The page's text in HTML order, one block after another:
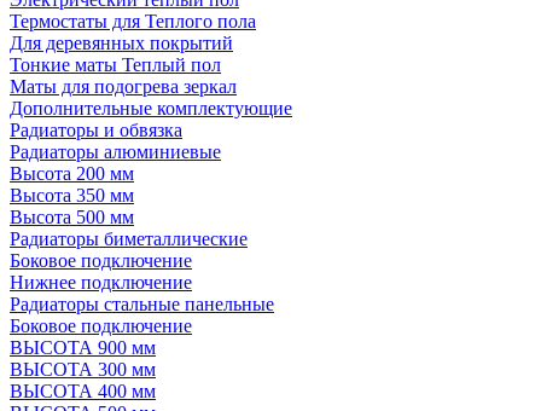
Термостаты для Теплого пола
Для деревянных покрытий
Тонкие маты Теплый пол
Маты для подогрева зеркал
Дополнительные комплектующие
Радиаторы и обвязка
Радиаторы алюминиевые
Высота 200 мм
Высота 350 мм
Высота 500 мм
Радиаторы биметаллические
Боковое подключение
Нижнее подключение
Радиаторы стальные панельные
Боковое подключение
ВЫСОТА 900 мм
ВЫСОТА 300 мм
ВЫСОТА 400 мм